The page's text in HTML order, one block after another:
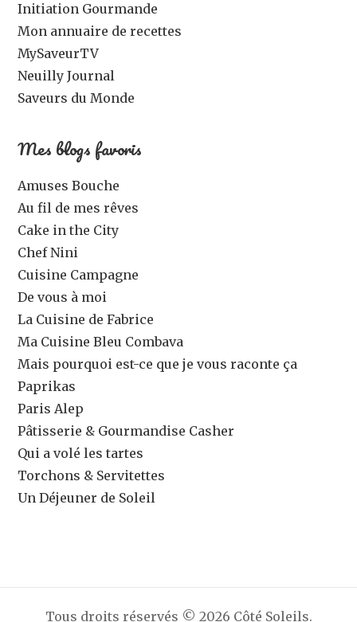
Initiation Gourmande
Mon annuaire de recettes
MySaveurTV
Neuilly Journal
Saveurs du Monde
Mes blogs favoris
Amuses Bouche
Au fil de mes rêves
Cake in the City
Chef Nini
Cuisine Campagne
De vous à moi
La Cuisine de Fabrice
Ma Cuisine Bleu Combava
Mais pourquoi est-ce que je vous raconte ça
Paprikas
Paris Alep
Pâtisserie & Gourmandise Casher
Qui a volé les tartes
Torchons & Servitettes
Un Déjeuner de Soleil
Tous droits réservés © 2026 Côté Soleils.